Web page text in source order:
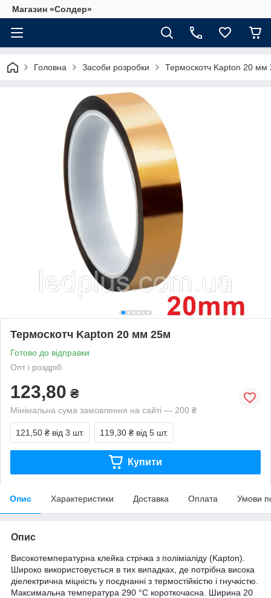
Магазин «Солдер»
Головна Засоби розробки Термоскотч Kapton 20 мм
Термоскотч Kapton 20 мм 25м
Готово до відправки
Опт і роздріб
123,80 ₴
Мінімальна сума замовлення на сайті — 200 ₴
121,50 ₴ від 3 шт. 119,30 ₴ від 5 шт.
Купити
Опис Характеристики Доставка Оплата Умови
Опис
Високотемпературна клейка стрічка з поліміаліду (Kapton).
Широко використовується в тих випадках, де потрібна висока
діелектрична міцність у поєднанні з термостійкістю і гнучкістю.
Максимальна температура 290 °C короткочасна. Ширина 20